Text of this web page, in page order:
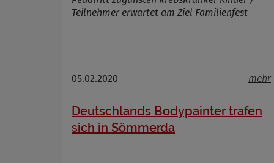
Teilnehmer erwartet am Ziel Familienfest
05.02.2020 mehr
Deutschlands Bodypainter trafen
sich in Sömmerda
Anbieter
Name